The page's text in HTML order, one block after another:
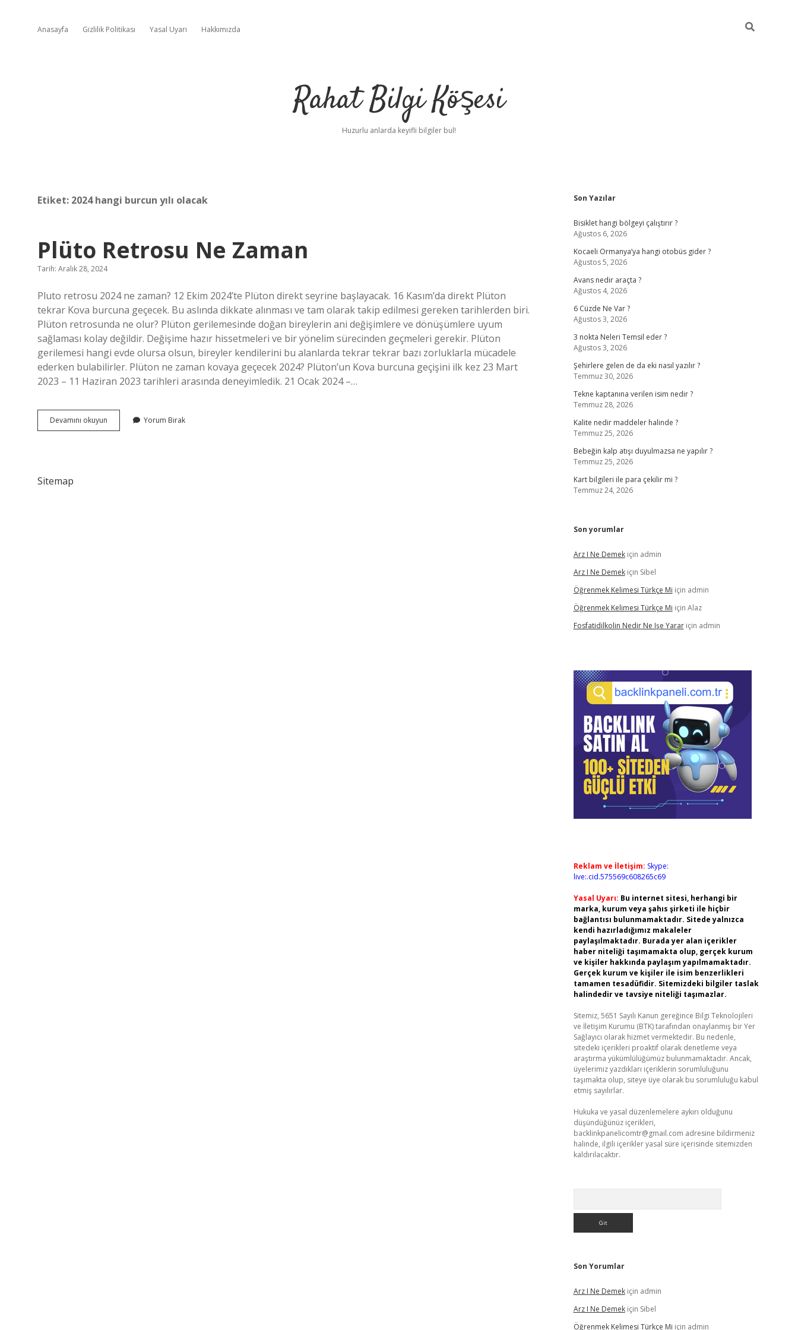
Anasayfa Gizlilik Politikası Yasal Uyarı Hakkımızda
Rahat Bilgi Köşesi
Huzurlu anlarda keyifli bilgiler bul!
Etiket: 2024 hangi burcun yılı olacak
Plüto Retrosu Ne Zaman
Tarih: Aralık 28, 2024
Pluto retrosu 2024 ne zaman? 12 Ekim 2024’te Plüton direkt seyrine başlayacak. 16 Kasım’da direkt Plüton
tekrar Kova burcuna geçecek. Bu aslında dikkate alınması ve tam olarak takip edilmesi gereken tarihlerden biri.
Plüton retrosunda ne olur? Plüton gerilemesinde doğan bireylerin ani değişimlere ve dönüşümlere uyum
sağlaması kolay değildir. Değişime hazır hissetmeleri ve bir yönelim sürecinden geçmeleri gerekir. Plüton
gerilemesi hangi evde olursa olsun, bireyler kendilerini bu alanlarda tekrar tekrar bazı zorluklarla mücadele
ederken bulabilirler. Plüton ne zaman kovaya geçecek 2024? Plüton’un Kova burcuna geçişini ilk kez 23 Mart
2023 – 11 Haziran 2023 tarihleri ​​arasında deneyimledik. 21 Ocak 2024 –…
Devamını okuyun
Retrosu
Yorum Bırak
Sitemap
Sidebar
Son Yazılar
Bisiklet hangi bölgeyi çalıştırır ?
Ağustos 6, 2026
Kocaeli Ormanya’ya hangi otobüs gider ?
Ağustos 5, 2026
Avans nedir araçta ?
Ağustos 4, 2026
6 Cüzde Ne Var ?
Ağustos 3, 2026
3 nokta Neleri Temsil eder ?
Ağustos 3, 2026
Şehirlere gelen de da eki nasıl yazılır ?
Temmuz 30, 2026
Tekne kaptanına verilen isim nedir ?
Temmuz 28, 2026
Kalite nedir maddeler halinde ?
Temmuz 25, 2026
Bebeğin kalp atışı duyulmazsa ne yapılır ?
Temmuz 25, 2026
Kart bilgileri ile para çekilir mi ?
Temmuz 24, 2026
Son yorumlar
Arz I Ne Demekiçin admin
Arz I Ne Demekiçin Sibel
Öğrenmek Kelimesi Türkçe Mi için admin
Öğrenmek Kelimesi Türkçe Mi için Alaz
Fosfatidilkolin Nedir Ne Işe Yarariçin admin
Reklam ve İletişim: Skype:
live:.cid.575569c608265c69
Yasal Uyarı: Bu internet sitesi, herhangi bir
marka, kurum veya şahıs şirketi ile hiçbir
bağlantısı bulunmamaktadır. Sitede yalnızca
kendi hazırladığımız makaleler
paylaşılmaktadır. Burada yer alan içerikler
haber niteliği taşımamakta olup, gerçek kurum
ve kişiler hakkında paylaşım yapılmamaktadır.
Gerçek kurum ve kişiler ile isim benzerlikleri
tamamen tesadüfidir. Sitemizdeki bilgiler taslak
halindedir ve tavsiye niteliği taşımazlar.
Sitemiz, 5651 Sayılı Kanun gereğince Bilgi Teknolojileri
ve İletişim Kurumu (BTK) tarafından onaylanmış bir Yer
Sağlayıcı olarak hizmet vermektedir. Bu nedenle,
sitedeki içerikleri proaktif olarak denetleme veya
araştırma yükümlülüğümüz bulunmamaktadır. Ancak,
üyelerimiz yazdıkları içeriklerin sorumluluğunu
taşımakta olup, siteye üye olarak bu sorumluluğu kabul
etmiş sayılırlar.
Hukuka ve yasal düzenlemelere aykırı olduğunu
düşündüğünüz içerikleri,
backlinkpanelicomtr@gmail.com adresine bildirmeniz
halinde, ilgili içerikler yasal süre içerisinde sitemizden
kaldırılacaktır.
Son Yorumlar
Arz I Ne Demekiçin admin
Arz I Ne Demekiçin Sibel
Öğrenmek Kelimesi Türkçe Mi için admin